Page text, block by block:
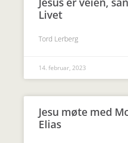
Livet
Tord Lerberg
14. februar, 2023
Jesu møte med
Elias